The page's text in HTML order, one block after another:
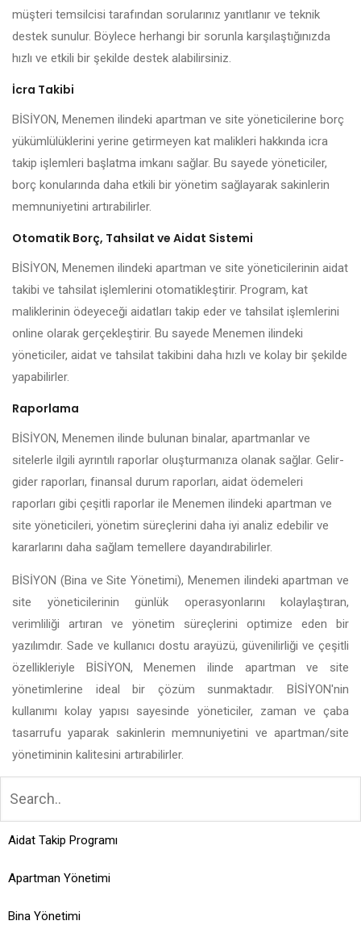
müşteri temsilcisi tarafından sorularınız yanıtlanır ve teknik
destek sunulur. Böylece herhangi bir sorunla karşılaştığınızda
hızlı ve etkili bir şekilde destek alabilirsiniz.
İcra Takibi
BİSİYON, Menemen ilindeki apartman ve site yöneticilerine borç
yükümlülüklerini yerine getirmeyen kat malikleri hakkında icra
takip işlemleri başlatma imkanı sağlar. Bu sayede yöneticiler,
borç konularında daha etkili bir yönetim sağlayarak sakinlerin
memnuniyetini artırabilirler.
Otomatik Borç, Tahsilat ve Aidat Sistemi
BİSİYON, Menemen ilindeki apartman ve site yöneticilerinin aidat
takibi ve tahsilat işlemlerini otomatikleştirir. Program, kat
maliklerinin ödeyeceği aidatları takip eder ve tahsilat işlemlerini
online olarak gerçekleştirir. Bu sayede Menemen ilindeki
yöneticiler, aidat ve tahsilat takibini daha hızlı ve kolay bir şekilde
yapabilirler.
Raporlama
BİSİYON, Menemen ilinde bulunan binalar, apartmanlar ve
sitelerle ilgili ayrıntılı raporlar oluşturmanıza olanak sağlar. Gelir-
gider raporları, finansal durum raporları, aidat ödemeleri
raporları gibi çeşitli raporlar ile Menemen ilindeki apartman ve
site yöneticileri, yönetim süreçlerini daha iyi analiz edebilir ve
kararlarını daha sağlam temellere dayandırabilirler.
BİSİYON (Bina ve Site Yönetimi), Menemen ilindeki apartman ve
site yöneticilerinin günlük operasyonlarını kolaylaştıran,
verimliliği artıran ve yönetim süreçlerini optimize eden bir
yazılımdır. Sade ve kullanıcı dostu arayüzü, güvenilirliği ve çeşitli
özellikleriyle BİSİYON, Menemen ilinde apartman ve site
yönetimlerine ideal bir çözüm sunmaktadır. BİSİYON'nin
kullanımı kolay yapısı sayesinde yöneticiler, zaman ve çaba
tasarrufu yaparak sakinlerin memnuniyetini ve apartman/site
yönetiminin kalitesini artırabilirler.
Aidat Takip Programı
Apartman Yönetimi
Bina Yönetimi